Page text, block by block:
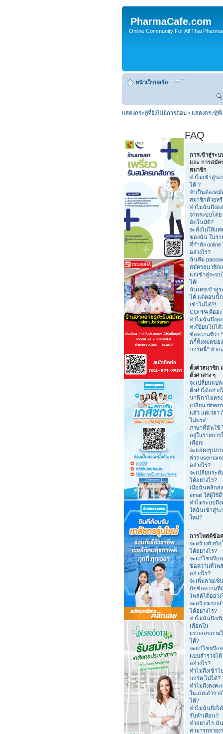
PharmaCafe.com
Online Community For All Thai
หน้าเว็บบอร์ด
แสดงกระทู้ที่ยังไม่มีการตอบ • แสดงกระทู้ที่
FAQ
การเข้าสู่ระบ
และ การสมัค
สมาชิก
ทำไมเข้าสู่ระ
ได้ ?
จำเป็นต้องสมั
สมาชิกด้วยห
ทำไมฉันถึงอ
จากระบบโดย
อัตโนมัติ?
จะสั่งไม่ให้แส
ของฉัน ในรา
ที่กำลัง online
อย่างไร?
ฉันลืม
สมัครสมาชิก
แต่เข้าสู่ระบบ
ได้!
ฉันเคยเข้าสู่ร
ได้ แต่ตอนนี้
เข้าไม่ได้?!
COPPA คืออ
ทำไมฉันถึงลง
ทะเีบียนไม่ได้
ข้อความที่ว่า
กกี้ทั้งหมดของ
บอร์ดนี้” ทำอ
ตั้งค่าสมาชิก
ตั้งค่าต่าง ๆ
จะเปลี่ยนแปล
ตั้งค่าได้อย่าง
นาฬิกาไม่ตร
เปลี่ยน
แล้ว แต่เวลา
ไม่ตรง!
ภาษาที่ฉันใช้
อยู่ในรายการ
เลือก!
จะแสดงรูปภ
ล่าง
อย่างไร?
จะเปลี่ยนระ
ได้อย่างไร?
เมื่อฉันคลิกส่ง
email ให้ผู้ใช้
ทำไมระบบถึง
ให้ฉันเข้าสู่ร
ใหม่?
การโพสต์ข้อ
จะสร้างหัวข้อ
ได้อย่างไร?
จะแก้ไขหรือ
ข้อความที่โพ
อย่างไร?
จะเพิ่มลายเซ็
กับข้อความที่
โพสต์ได้อย่าง
จะสร้างแบบส
ได้อย่างไร?
ทำไมฉันถึงเ
เลือกใน
แบบสอบถาม
ได้?
จะแก้ไขหรือ
แบบสำรวจได้
อย่างไร?
ทำไมถึงเข้าไ
บอร์ด ไม่ได้?
ทำไมถึงลงค
ในแบบสำรวจ
ได้?
ทำไมฉันถึงได้
รับคำเตือน?
ทำอย่างไร ฉั
สามารถรายง